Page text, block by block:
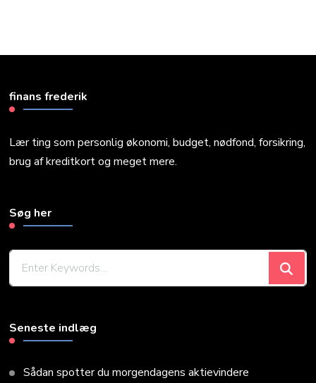
finans frederik
Lær ting som personlig økonomi, budget, nødfond, forsikring,
brug af kreditkort og meget mere.
Søg her
Seneste indlæg
Sådan spotter du morgendagens aktievindere